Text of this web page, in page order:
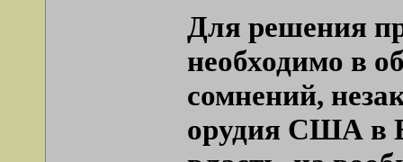
Для решения
необходимо в
сомнений,
орудия США в